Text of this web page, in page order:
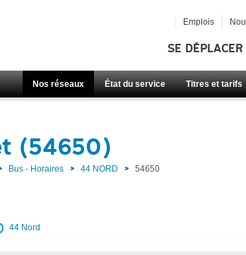
SE DÉPLACER
Nos réseaux État du service Titres et tarifs
Emplois
(54650)
Bus - Horaires 44 NORD 54650
44 Nord